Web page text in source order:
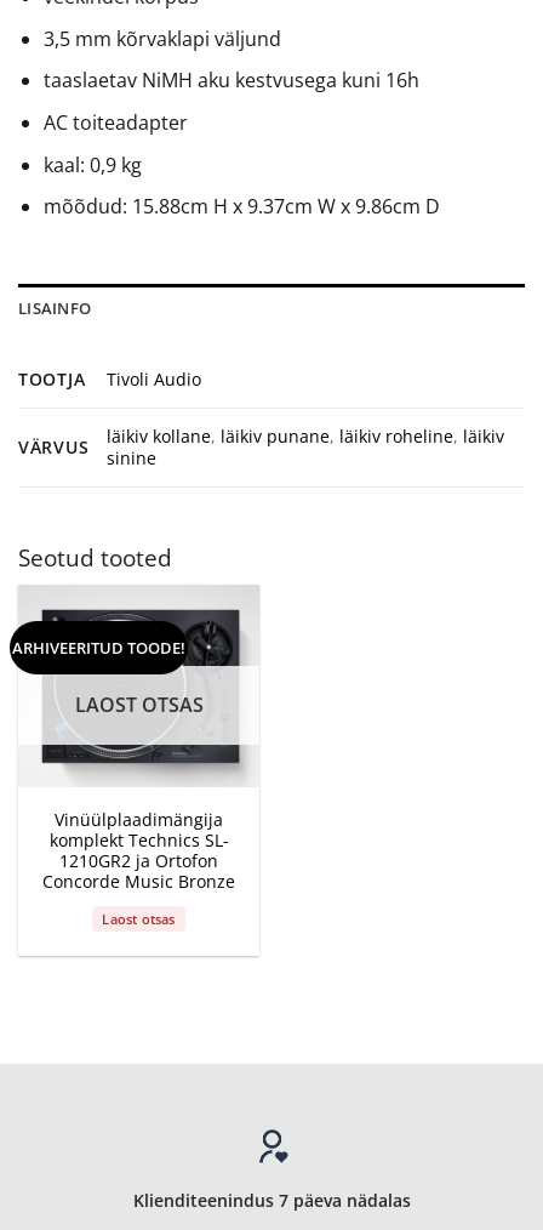
3,5 mm kõrvaklapi väljund
taaslaetav NiMH aku kestvusega kuni 16h
AC toiteadapter
kaal: 0,9 kg
mõõdud: 15.88cm H x 9.37cm W x 9.86cm D
LISAINFO
TOOTJA Tivoli Audio
VÄRVUS läikiv kollane, läikiv punane, läikiv roheline, läikiv
sinine
Seotud tooted
ARHIVEERITUD TOODE!
LAOST OTSAS
Vinüülplaadimängija
komplekt Technics SL-
1210GR2 ja Ortofon
Concorde Music Bronze
Laost otsas
Klienditeenindus 7 päeva nädalas